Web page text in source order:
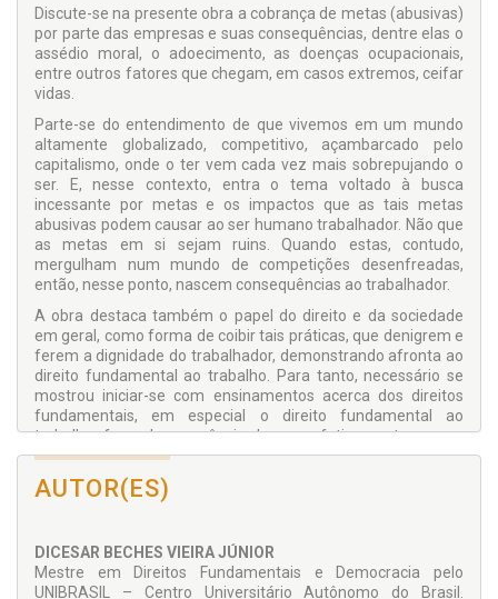
Discute-se na presente obra a cobrança de metas (abusivas)
por parte das empresas e suas consequências, dentre elas o
assédio moral, o adoecimento, as doenças ocupacionais,
entre outros fatores que chegam, em casos extremos, ceifar
vidas.
Parte-se do entendimento de que vivemos em um mundo
altamente globalizado, competitivo, açambarcado pelo
capitalismo, onde o ter vem cada vez mais sobrepujando o
ser. E, nesse contexto, entra o tema voltado à busca
incessante por metas e os impactos que as tais metas
abusivas podem causar ao ser humano trabalhador. Não que
as metas em si sejam ruins. Quando estas, contudo,
mergulham num mundo de competições desenfreadas,
então, nesse ponto, nascem consequências ao trabalhador.
A obra destaca também o papel do direito e da sociedade
em geral, como forma de coibir tais práticas, que denigrem e
ferem a dignidade do trabalhador, demonstrando afronta ao
direito fundamental ao trabalho. Para tanto, necessário se
mostrou iniciar-se com ensinamentos acerca dos direitos
fundamentais, em especial o direito fundamental ao
trabalho, focando a essência do que, efetivamente, vem a
ser este direito fundamental, o qual encontra nos direitos
sociais uma válvula para seu verdadeiro entendimento e
desenvolvimento, no sentido de enxergar no trabalhador não
com tal.
Neste sentido, e quando da discussão acerca do meio
AUTOR(ES)
DICESAR BECHES VIEIRA JÚNIOR
Mestre em Direitos Fundamentais e Democracia pelo
UNIBRASIL – Centro Universitário Autônomo do Brasil.